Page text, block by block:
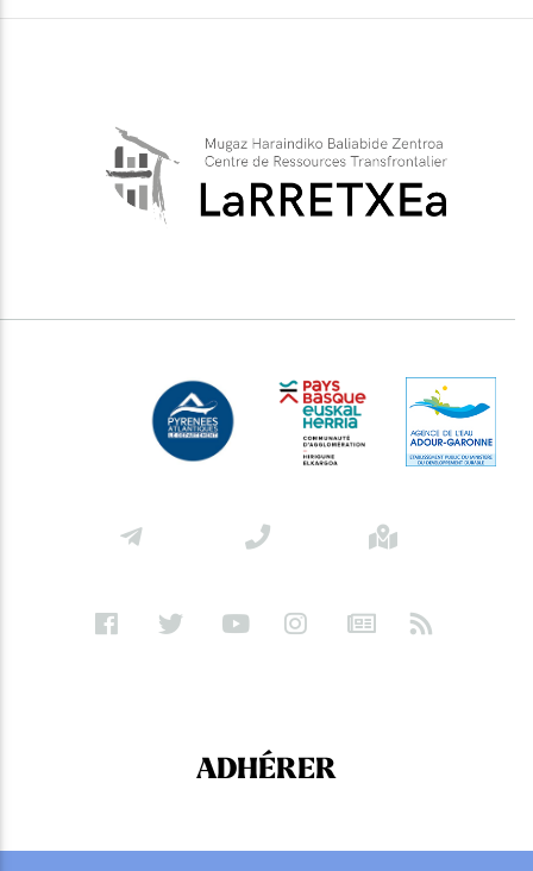
ADHÉRER